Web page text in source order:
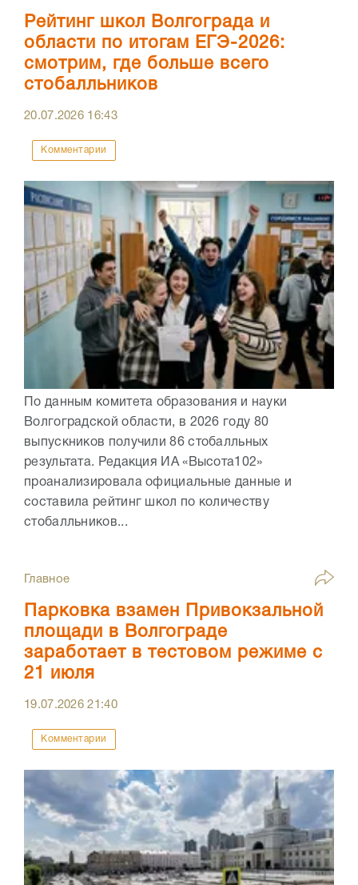
Рейтинг школ Волгограда и
области по итогам ЕГЭ-2026:
смотрим, где больше всего
стобалльников
20.07.2026 16:43
Комментарии
По данным комитета образования и науки
Волгоградской области, в 2026 году 80
выпускников получили 86 стобалльных
результата. Редакция ИА «Высота102»
проанализировала официальные данные и
составила рейтинг школ по количеству
стобалльников...
Главное
Парковка взамен Привокзальной
площади в Волгограде
заработает в тестовом режиме с
21 июля
19.07.202621:40
Комментарии